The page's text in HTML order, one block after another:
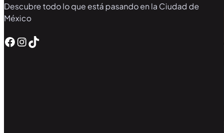
Descubre todo lo que está pasando en la Ciudad de
México
Facebook InstagramTikTok